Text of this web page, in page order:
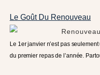
Le Goût Du Renouveau
Le 1er janvier n’est pas
du premier repas de l’année.